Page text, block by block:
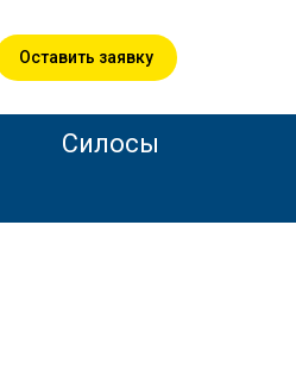
Оставить заявку
Силосы